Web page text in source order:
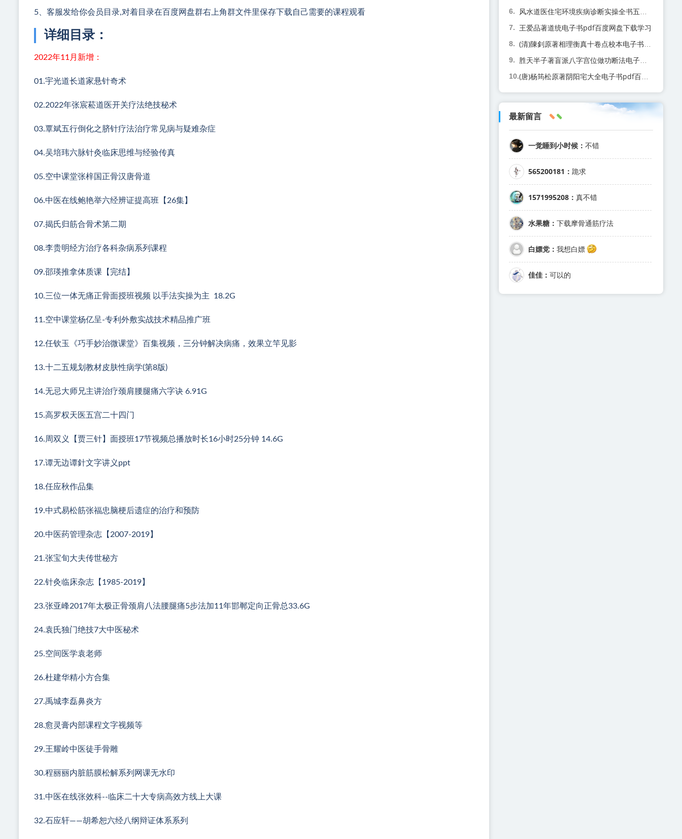
5、客服发给你会员目录,对着目录在百度网盘群右上角群文件里保存下载自己需要的课程观看
详细目录：
2022年11月新增：
01.宇光道长道家悬针奇术
02.2022年张宸菘道医开关疗法绝技秘术
03.覃斌五行倒化之脐针疗法治疗常见病与疑难杂症
04.吴培玮六脉针灸临床思维与经验传真
05.空中课堂张梓国正骨汉唐骨道
06.中医在线鲍艳举六经辨证提高班【26集】
07.揭氏归筋合骨术第二期
08.李贵明经方治疗各科杂病系列课程
09.邵瑛推拿体质课【完结】
10.三位一体无痛正骨面授班视频 以手法实操为主 18.2G
11.空中课堂杨亿呈-专利外敷实战技术精品推广班
12.任钦玉《巧手妙治微课堂》百集视频，三分钟解决病痛，效果立竿见影
13.十二五规划教材皮肤性病学(第8版)
14.无忌大师兄主讲治疗颈肩腰腿痛六字诀 6.91G
15.高罗权天医五宫二十四门
16.周双义【贾三针】面授班17节视频总播放时长16小时25分钟 14.6G
17.谭无边谭針文字讲义ppt
18.任应秋作品集
19.中式易松筋张福忠脑梗后遗症的治疗和预防
20.中医药管理杂志【2007-2019】
21.张宝旬大夫传世秘方
22.针灸临床杂志【1985-2019】
23.张亚峰2017年太极正骨颈肩八法腰腿痛5步法加11年邯郸定向正骨总33.6G
24.袁氏独门绝技7大中医秘术
25.空间医学袁老师
26.杜建华精小方合集
27.禹城李磊鼻炎方
28.愈灵膏内部课程文字视频等
29.王耀岭中医徒手骨雕
30.程丽丽内脏筋膜松解系列网课无水印
31.中医在线张效科--临床二十大专病高效方线上大课
32.石应轩——胡希恕六经八纲辩证体系系列
王爱品著道统电子书pdf百度网盘下载学习
最新留言
一觉睡到小时候：不错
565200181：跪求
1571995208：真不错
水果糖：下载摩骨通筋疗法
白嫖党：我想白嫖
佳佳：可以的